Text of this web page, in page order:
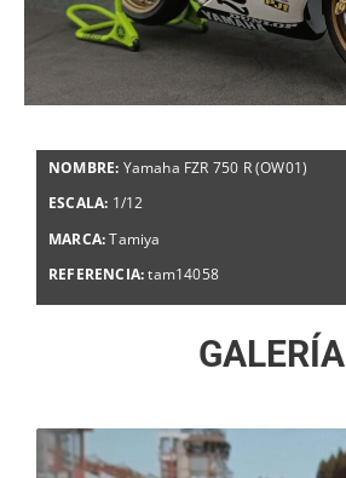
NOMBRE: Yamaha FZR 750 R (OW01)
ESCALA: 1/12
MARCA:Tamiya
REFERENCIA:tam14058
GALERÍA